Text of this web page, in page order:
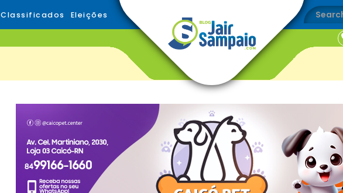
Classificados Eleições